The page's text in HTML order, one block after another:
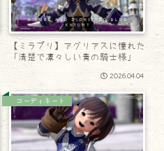
【ミラプリ】アグリアスに憧れた
「清楚で凛々しい青の騎士様」
2026.04.04
コーディネート